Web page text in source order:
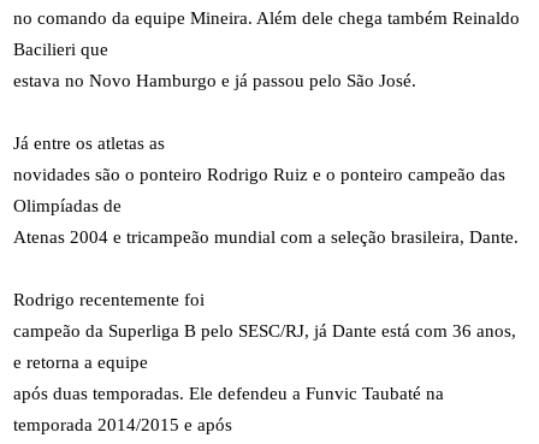
no comando da equipe Mineira. Além dele chega também Reinaldo
Bacilieri que
estava no Novo Hamburgo e já passou pelo São José.
Já entre os atletas as
novidades são o ponteiro Rodrigo Ruiz e o ponteiro campeão das
Olimpíadas de
Atenas 2004 e tricampeão mundial com a seleção brasileira, Dante.
Rodrigo recentemente foi
campeão da Superliga B pelo SESC/RJ, já Dante está com 36 anos,
e retorna a equipe
após duas temporadas. Ele defendeu a Funvic Taubaté na
temporada 2014/2015 e após